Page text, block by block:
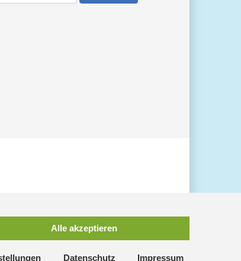
Alle akzeptieren
Datenschutz Impressum